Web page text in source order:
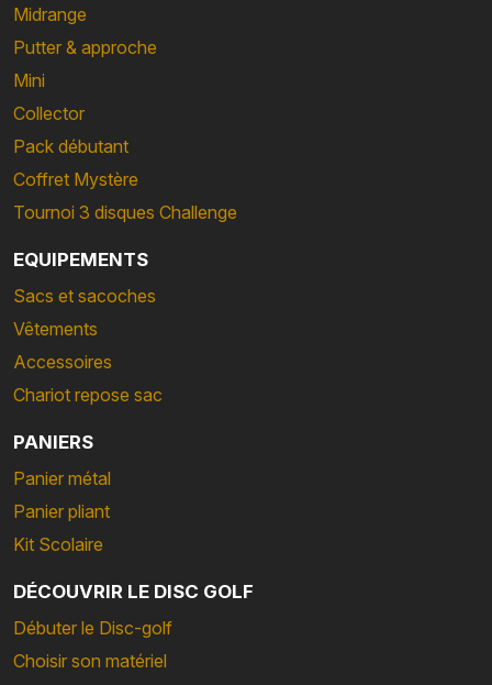
Midrange
Putter & approche
Mini
Collector
Pack débutant
Coffret Mystère
Tournoi 3 disques Challenge
EQUIPEMENTS
Sacs et sacoches
Vêtements
Accessoires
Chariot repose sac
PANIERS
Panier métal
Panier pliant
Kit Scolaire
DÉCOUVRIR LE DISC GOLF
Débuter le Disc-golf
Choisir son matériel